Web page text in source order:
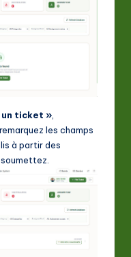
un ticket »
les champs
à partir des